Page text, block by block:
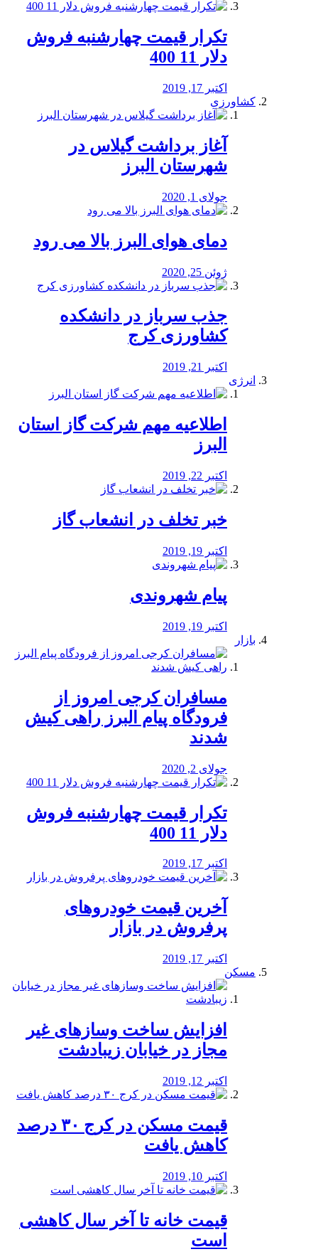
تکرار قیمت چهارشنبه فروش
دلار 11 400
اکتبر 17, 2019
کشاورزی
آغاز برداشت گیلاس در
شهرستان البرز
جولای 1, 2020
دمای هوای البرز بالا می رود
ژوئن 25, 2020
جذب سرباز در دانشکده
کشاورزی کرج
اکتبر 21, 2019
انرژی
️اطلاعیه مهم شرکت گاز استان
البرز
اکتبر 22, 2019
خبر تخلف در انشعاب گاز
اکتبر 19, 2019
پیام شهروندی
اکتبر 19, 2019
بازار
مسافران کرجی امروز از
فرودگاه پیام البرز راهی کیش
شدند
جولای 2, 2020
تکرار قیمت چهارشنبه فروش
دلار 11 400
اکتبر 17, 2019
آخرین قیمت خودرو‌های
پرفروش در بازار
اکتبر 17, 2019
مسکن
افزایش ساخت وسازهای غیر
مجاز در خیابان زیبادشت
اکتبر 12, 2019
️قیمت مسکن در کرج ۳۰ درصد
کاهش یافت
اکتبر 10, 2019
قیمت خانه تا آخر سال کاهشی
است